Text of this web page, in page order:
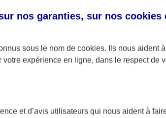
nos garanties, sur nos cookies
sous le nom de cookies. Ils nous aident
expérience en ligne, dans le respect de
et d’avis utilisateurs qui nous aident à